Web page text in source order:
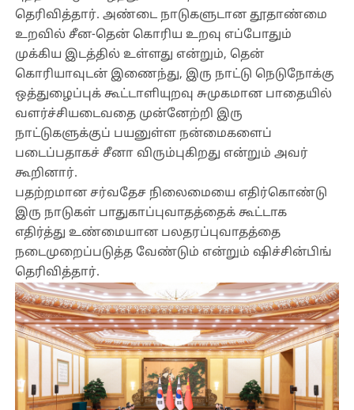
தெரிவித்தார். அண்டை நாடுகளுடான தூதாண்மை
உறவில் சீன-தென் கொரிய உறவு எப்போதும்
முக்கிய இடத்தில் உள்ளது என்றும், தென்
கொரியாவுடன் இணைந்து, இரு நாட்டு நெடுநோக்கு
ஒத்துழைப்புக் கூட்டாளியுறவு சுமுகமான பாதையில்
வளர்ச்சியடைவதை முன்னேற்றி இரு
நாட்டுகளுக்குப் பயனுள்ள நன்மைகளைப்
படைப்பதாகச் சீனா விரும்புகிறது என்றும் அவர்
கூறினார்.
பதற்றமான சர்வதேச நிலைமையை எதிர்கொண்டு
இரு நாடுகள் பாதுகாப்புவாதத்தைக் கூட்டாக
எதிர்த்து உண்மையான பலதரப்புவாதத்தை
நடைமுறைப்படுத்த வேண்டும் என்றும் ஷிச்சின்பிங்
தெரிவித்தார்.